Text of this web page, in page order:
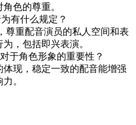
色的尊重。
有什么规定？
尊重配音演员的私人空间和表
，包括即兴表演。
于角色形象的重要性？
现，稳定一致的配音能增强
。